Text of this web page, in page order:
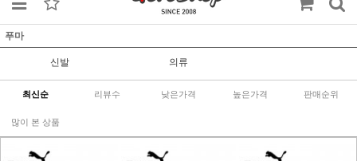
푸마
신발 의류
최신순 리뷰수 낮은가격 높은가격 판매순위
많이 본 상품